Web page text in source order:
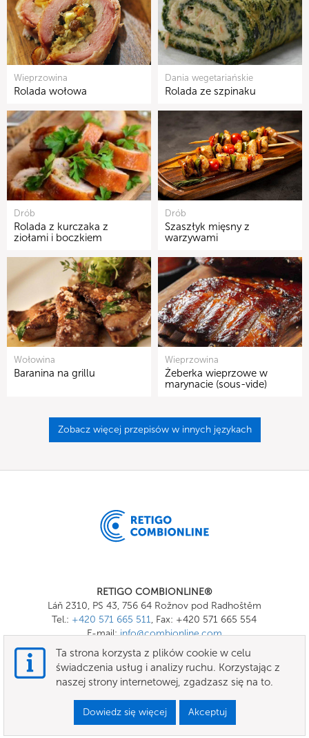
Wieprzowina
Rolada wołowa
Dania wegetariańskie
Rolada ze szpinaku
Drób
Rolada z kurczaka z
ziołami i boczkiem
Drób
Szaszłyk mięsny z
warzywami
Wołowina
Baranina na grillu
Wieprzowina
Żeberka wieprzowe w
marynacie (sous-vide)
Zobacz więcej przepisów w innych językach
RETIGO COMBIONLINE®
Láň 2310, PS 43, 756 64 Rožnov pod Radhoštěm
Tel.: +420 571 665 511, Fax: +420 571 665 554
E-mail:info@combionline.com
OnlineMenu
Ogólne warunki handlowe
Ta strona korzysta z plików cookie w celu
świadczenia usług i analizy ruchu. Korzystając z
naszej strony internetowej, zgadzasz się na to.
Dowiedz się więcej Akceptuj